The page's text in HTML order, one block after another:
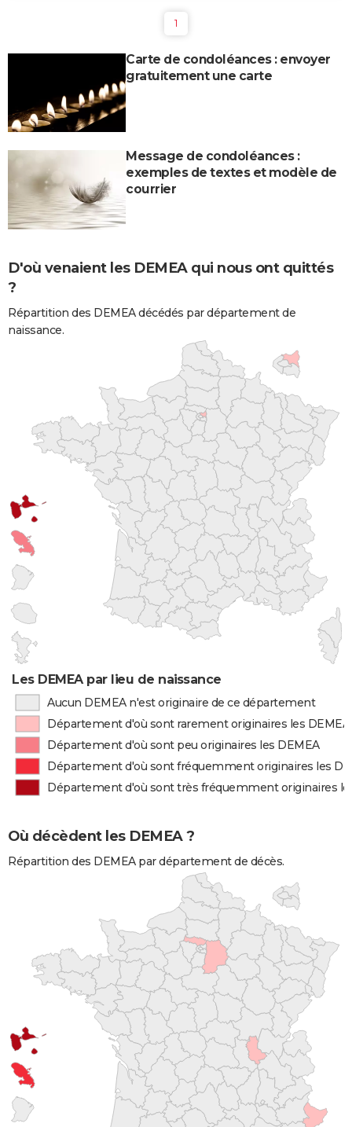
1
Carte de condoléances : envoyer
gratuitement une carte
Message de condoléances :
exemples de textes et modèle de
courrier
D'où venaient les DEMEA qui nous ont quittés
?
Répartition des DEMEA décédés par département de
naissance.
Les DEMEA par lieu de naissance
Aucun DEMEA n'est originaire de ce département
Département d'où sont rarement originaires les DEMEA
Département d'où sont peu originaires les DEMEA
Département d'où sont fréquemment originaires les
Département d'où sont très fréquemment originaires
Où décèdent les DEMEA ?
Répartition des DEMEA par département de décès.